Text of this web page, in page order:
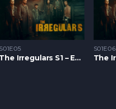
S01E05
The Irregulars S1 – Epizoda 05
S01E06